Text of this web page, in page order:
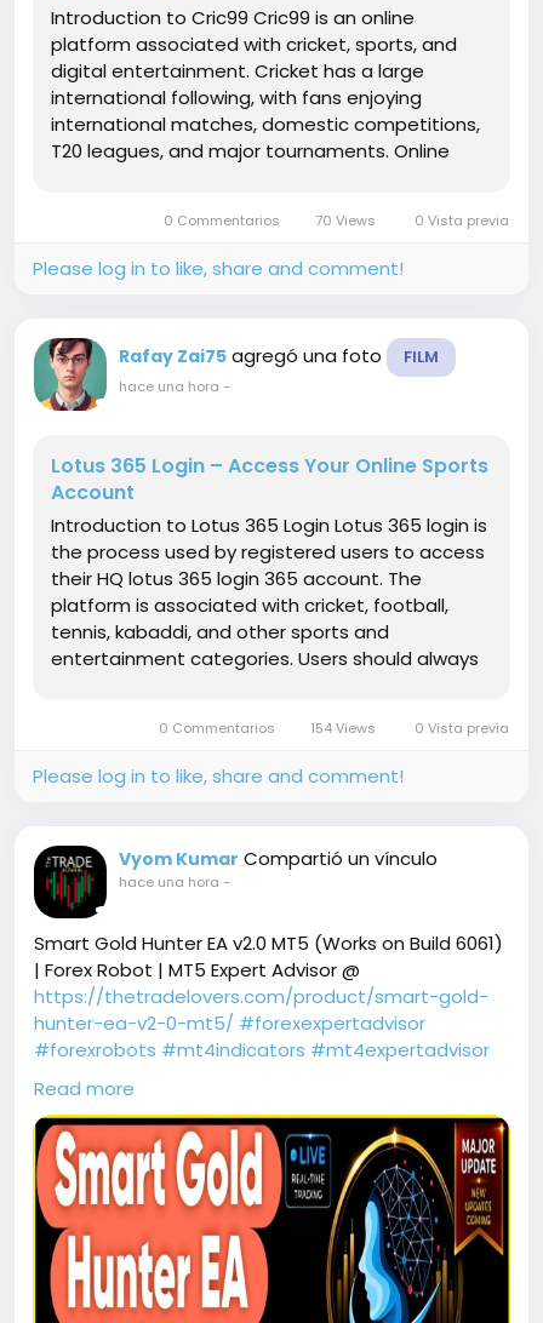
Introduction to Cric99 Cric99 is an online
platform associated with cricket, sports, and
digital entertainment. Cricket has a large
international following, with fans enjoying
international matches, domestic competitions,
T20 leagues, and major tournaments. Online
following different sporting events. Cric99...
0 Commentarios 70 Views 0 Vista previa
Please log in to like, share and comment!
Rafay Zai75 agregó una foto FILM
hace una hora -
Lotus 365 Login – Access Your Online Sports
Account
Introduction to Lotus 365 Login Lotus 365 login is
the process used by registered users to access
their HQ lotus 365 login 365 account. The
platform is associated with cricket, football,
tennis, kabaddi, and other sports and
entertainment categories. Users should always
and regulations. How...
0 Commentarios 154 Views 0 Vista previa
Please log in to like, share and comment!
Vyom Kumar Compartió un vínculo
hace una hora -
Smart Gold Hunter EA v2.0 MT5 (Works on Build 6061)
| Forex Robot | MT5 Expert Advisor @
https://thetradelovers.com/product/smart-gold-
hunter-ea-v2-0-mt5/ #forexexpertadvisor
#forexrobots #mt4indicators #mt4expertadvisor
#SmartGoldHunterEAv2MT5
Read more